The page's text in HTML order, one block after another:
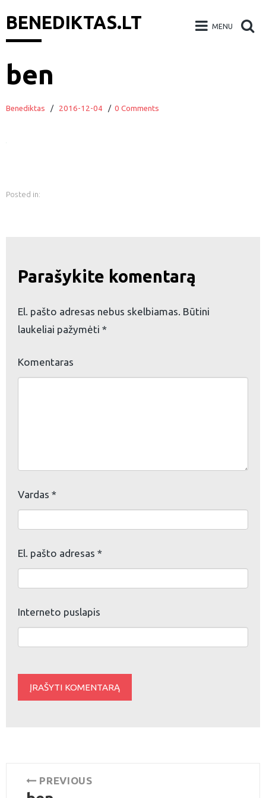
BENEDIKTAS.LT MENU
Skipben
Benediktas / 2016-12-04 / 0 Comments
Posted in:
Parašykite komentarą
El. pašto adresas nebus skelbiamas. Būtini
laukeliai pažymėti *
Komentaras
Vardas *
El. pašto adresas *
Interneto puslapis
Navigacija
PREVIOUS